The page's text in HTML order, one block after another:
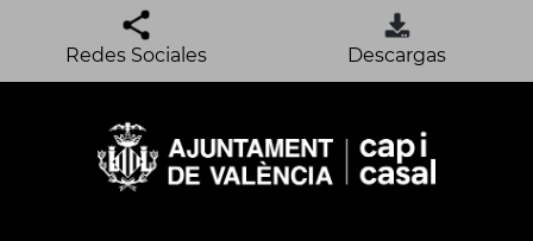
Redes Sociales Descargas